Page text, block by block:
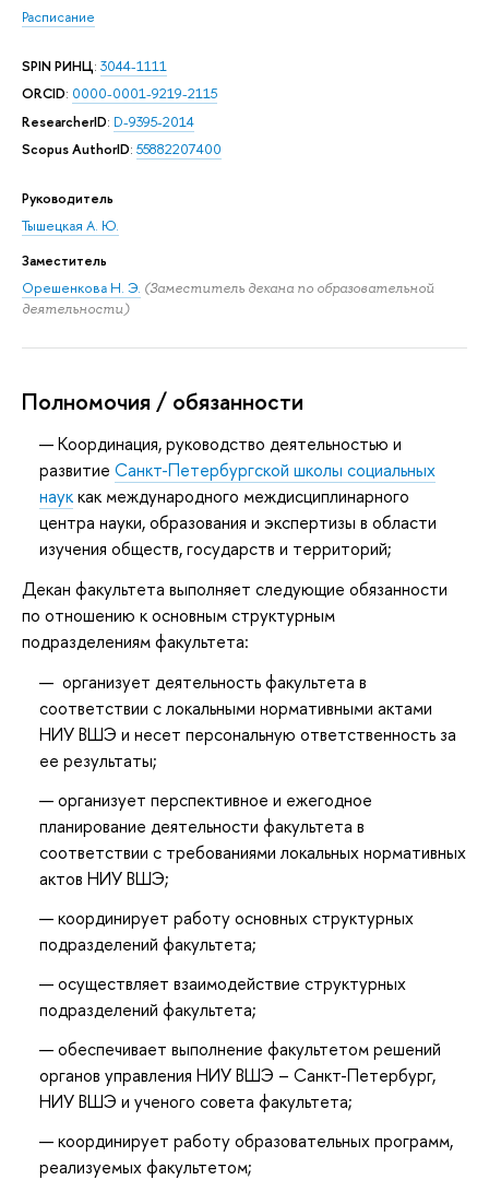
Расписание
SPIN РИНЦ: 3044-1111
ORCID: 0000-0001-9219-2115
ResearcherID: D-9395-2014
Scopus AuthorID: 55882207400
Руководитель
Тышецкая А. Ю.
Заместитель
Орешенкова Н. Э. (Заместитель декана по образовательной
деятельности)
Полномочия / обязанности
Координация, руководство деятельностью и
развитие Санкт-Петербургской школы социальных
науккак международного междисциплинарного
центра науки, образования и экспертизы в области
изучения обществ, государств и территорий;
Декан факультета выполняет следующие обязанности
по отношению к основным структурным
подразделениям факультета:
организует деятельность факультета в
соответствии с локальными нормативными актами
НИУ ВШЭ и несет персональную ответственность за
ее результаты;
организует перспективное и ежегодное
планирование деятельности факультета в
соответствии с требованиями локальных нормативных
актов НИУ ВШЭ;
координирует работу основных структурных
подразделений факультета;
осуществляет взаимодействие структурных
подразделений факультета;
обеспечивает выполнение факультетом решений
органов управления НИУ ВШЭ – Санкт-Петербург,
НИУ ВШЭ и ученого совета факультета;
координирует работу образовательных программ,
реализуемых факультетом;